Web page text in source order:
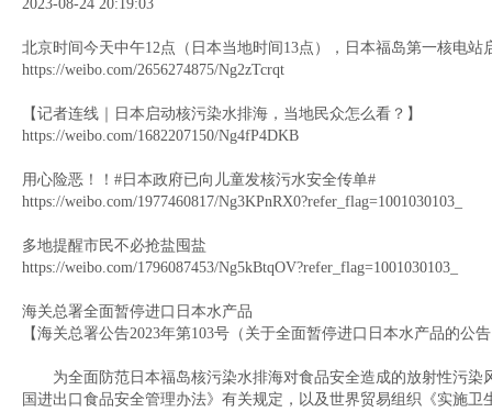
2023-08-24 20:19:03
北京时间今天中午12点（日本当地时间13点），日本福岛第一核电站
https://weibo.com/2656274875/Ng2zTcrqt
【记者连线｜日本启动核污染水排海，当地民众怎么看？】
https://weibo.com/1682207150/Ng4fP4DKB
用心险恶！！ #日本政府已向儿童发核污水安全传单#
https://weibo.com/1977460817/Ng3KPnRX0?refer_flag=1001030103_
多地提醒市民不必抢盐囤盐
https://weibo.com/1796087453/Ng5kBtqOV?refer_flag=1001030103_
海关总署全面暂停进口日本水产品
【海关总署公告2023年第103号（关于全面暂停进口日本水产品的公
为全面防范日本福岛核污染水排海对食品安全造成的放射性污染
国进出口食品安全管理办法》有关规定，以及世界贸易组织《实施